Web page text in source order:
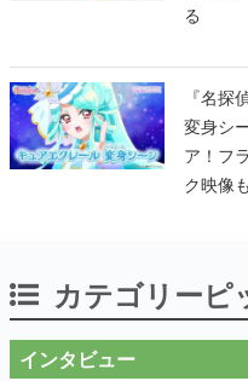
る
『名探
変身シ
ア！フ
ク映像
カテゴリーピ
インタビュー